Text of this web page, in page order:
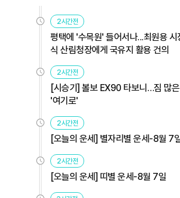
2시간전
평택에 '수목원' 들어서나...최원용 시
식 산림청장에게 국유지 활용 건의
2시간전
[시승기] 볼보 EX90 타보니…짐 많
'여기로'
2시간전
[오늘의 운세] 별자리별 운세-8월 7
2시간전
[오늘의 운세] 띠별 운세-8월 7일